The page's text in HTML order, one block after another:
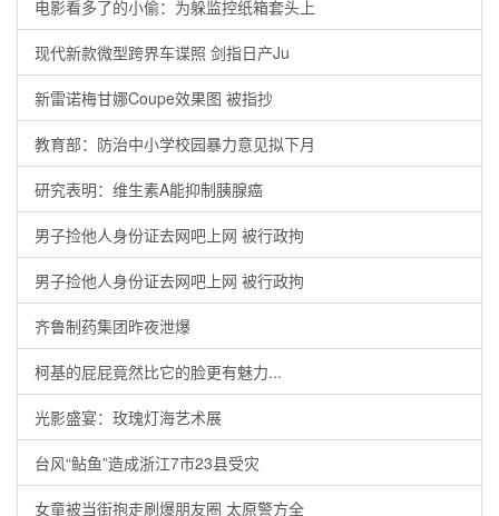
电影看多了的小偷：为躲监控纸箱套头上
现代新款微型跨界车谍照 剑指日产Ju
新雷诺梅甘娜Coupe效果图 被指抄
教育部：防治中小学校园暴力意见拟下月
研究表明：维生素A能抑制胰腺癌
男子捡他人身份证去网吧上网 被行政拘
男子捡他人身份证去网吧上网 被行政拘
齐鲁制药集团昨夜泄爆
柯基的屁屁竟然比它的脸更有魅力...
光影盛宴：玫瑰灯海艺术展
台风“鲇鱼”造成浙江7市23县受灾
女童被当街抱走刷爆朋友圈 太原警方全